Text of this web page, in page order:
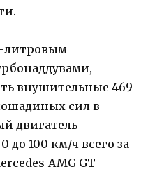
литровым
внушительные 469
сил в
двигатель
до 100 км/ч всего за
AMG GT